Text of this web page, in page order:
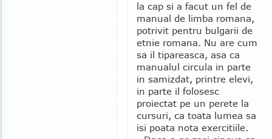
la cap si a facut un fel de
manual de limba romana,
potrivit pentru bulgarii de
etnie romana. Nu are cum
sa il tipareasca, asa ca
manualul circula in parte
in samizdat, printre elevi,
in parte il folosesc
proiectat pe un perete la
cursuri, ca toata lumea sa
isi poata nota exercitiile.